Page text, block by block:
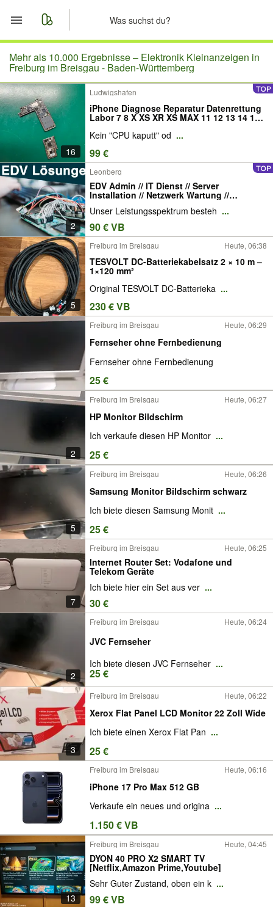
Start
Merkliste
Nachrichten
Anzeige aufgeben
Mehr als 10.000 Ergebnisse – Elektronik Kleinanzeigen in
Freiburg im Breisgau - Baden-Württemberg
16
Ludwigshafen
iPhone Diagnose Reparatur Datenrettung
Labor 7 8 X XS XR XS MAX 11 12 13 14 15
Kein "CPU kaputt" od ...
99 €
2
Leonberg
EDV Admin // IT Dienst // Server
Installation // Netzwerk Wartung //
Exchange E-Mail Beratung // Home Office
// NAS System Hosting //
Anwendungsentwicklung und Web
Entwicklung
Unser Leistungsspektrum besteh ...
90 € VB
5
Freiburg im Breisgau Heute, 06:38
TESVOLT DC-Batteriekabelsatz 2 × 10 m –
1×120 mm²
Original TESVOLT DC-Batterieka ...
230 € VB
Freiburg im Breisgau Heute, 06:29
Fernseher ohne Fernbedienung
Fernseher ohne Fernbedienung
25 €
2
Freiburg im Breisgau Heute, 06:27
HP Monitor Bildschirm
Ich verkaufe diesen HP Monitor ...
25 €
5
Freiburg im Breisgau Heute, 06:26
Samsung Monitor Bildschirm schwarz
Ich biete diesen Samsung Monit ...
25 €
7
Freiburg im Breisgau Heute, 06:25
Internet Router Set: Vodafone und
Telekom Geräte
Ich biete hier ein Set aus ver ...
30 €
2
Freiburg im Breisgau Heute, 06:24
JVC Fernseher
Ich biete diesen JVC Fernseher ...
25 €
3
Freiburg im Breisgau Heute, 06:22
Xerox Flat Panel LCD Monitor 22 Zoll Wide
Ich biete einen Xerox Flat Pan ...
25 €
Freiburg im Breisgau Heute, 06:16
iPhone 17 Pro Max 512 GB
Verkaufe ein neues und origina ...
1.150 € VB
13
Freiburg im Breisgau Heute, 04:45
DYON 40 PRO X2 SMART TV
[Netflix,Amazon Prime,Youtube]
Sehr Guter Zustand, oben ein k ...
99 € VB